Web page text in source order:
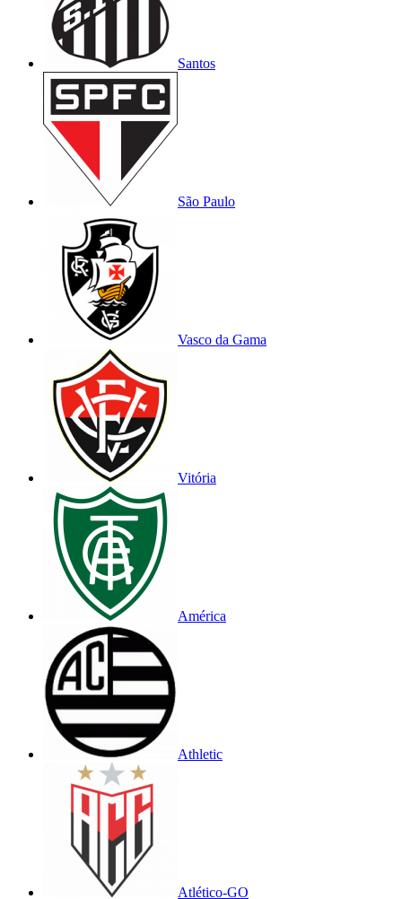
Santos
São Paulo
Vasco da Gama
Vitória
América
Athletic
Atlético-GO